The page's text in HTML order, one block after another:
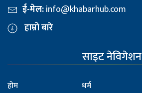
ई-मेल:info@khabarhub.com
हाम्रो बारे
साइट नेविगेशन
होम
धर्म